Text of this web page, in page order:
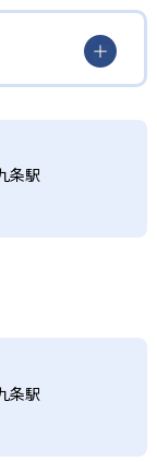
で振替レッス
されており、
会を逃さず
は担当日本
があるため、
のカリキュラ
彙が限られる
に最適であ
人講師がサポ
子で参加する0
に適してい
習習慣を身に
の2名体制で専
や語彙の理解
話スキルを向
。振替レッス
ショッピング
ッピングセン
開していな
条駅
条駅